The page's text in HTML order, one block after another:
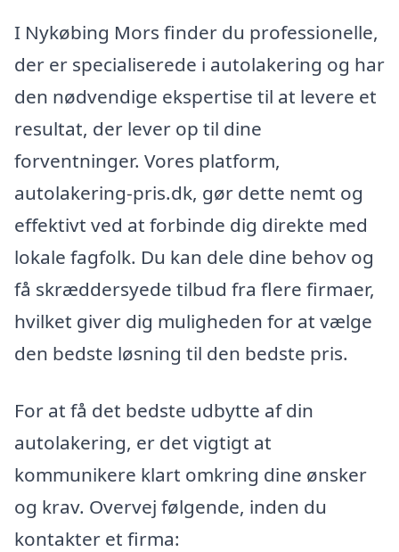
I Nykøbing Mors finder du professionelle,
der er specialiserede i autolakering og har
den nødvendige ekspertise til at levere et
resultat, der lever op til dine
forventninger. Vores platform,
autolakering-pris.dk, gør dette nemt og
effektivt ved at forbinde dig direkte med
lokale fagfolk. Du kan dele dine behov og
få skræddersyede tilbud fra flere firmaer,
hvilket giver dig muligheden for at vælge
den bedste løsning til den bedste pris.
For at få det bedste udbytte af din
autolakering, er det vigtigt at
kommunikere klart omkring dine ønsker
og krav. Overvej følgende, inden du
kontakter et firma: